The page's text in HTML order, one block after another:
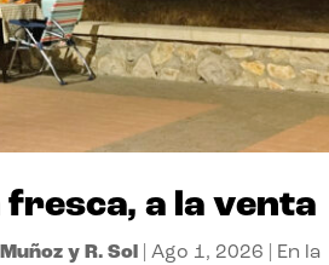
fresca, a la venta
Muñoz y R. Sol Ago 1, 2026 En la